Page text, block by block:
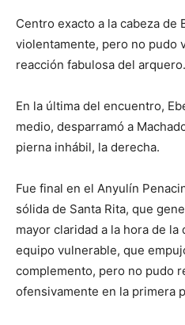
Centro exacto a la cabeza de
violentamente, pero no pudo
reacción fabulosa del arquero.
En la última del encuentro,
medio, desparramó a
pierna inhábil, la derecha.
Fue final en el Anyulín
sólida de Santa Rita, que
mayor claridad a la hora de
equipo vulnerable, que
complemento, pero no pudo
ofensivamente en la primera